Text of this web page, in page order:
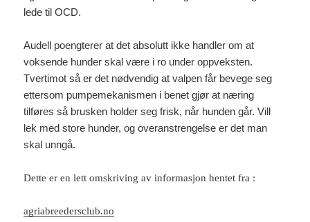
lede til OCD.
Audell poengterer at det absolutt ikke handler om at
voksende hunder skal være i ro under oppveksten.
Tvertimot så er det nødvendig at valpen får bevege seg
ettersom pumpemekanismen i benet gjør at næring
tilføres så brusken holder seg frisk, når hunden går. Vill
lek med store hunder, og overanstrengelse er det man
skal unngå.
Dette er en lett omskriving av informasjon hentet fra :
agriabreedersclub.no